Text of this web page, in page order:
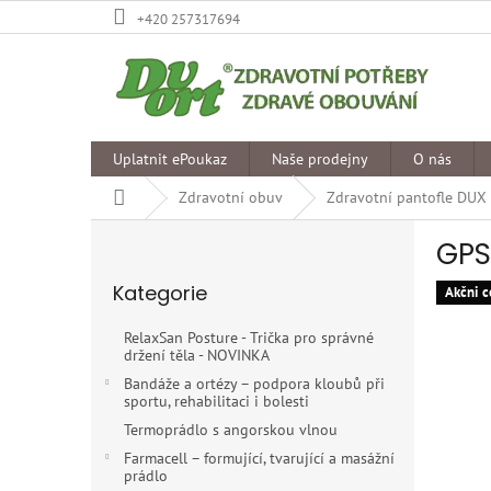
na
+420 257317694
Uplatnit ePoukaz Naše prodejny O nás
Domů Zdravotní obuv Zdravotní pantofle DUX
kategorie
Kategorie
RelaxSan Posture - Trička pro správné
držení těla - NOVINKA
Bandáže a ortézy – podpora kloubů při
sportu, rehabilitaci i bolesti
Termoprádlo s angorskou vlnou
Farmacell – formující, tvarující a masážní
prádlo
Akčni